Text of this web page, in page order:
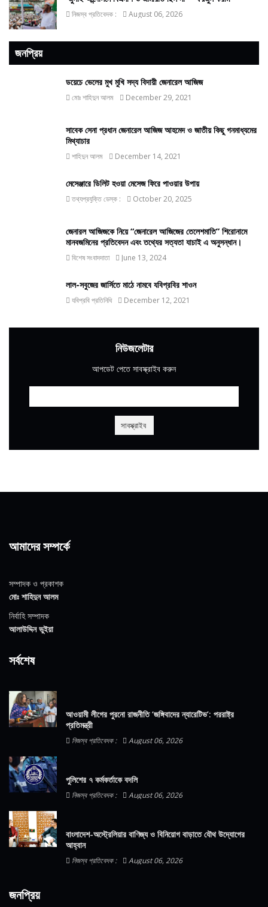
নিজস্ব প্রতিবেদক : August 06, 2026
জনপ্রিয়
ডয়েচে ভেলের মুখ মুখি সদ্য বিদায়ী জেনারেল আজিজ
মোঃ শাহিদুন আলম December 29, 2021
সাবেক সেনা প্রধান জেনারেল আজিজ আহমেদ ও জাতীয় কিছু গনমাধ্যমের
মিথ্যাচার
শাহিদুন আলম December 14, 2021
মেসেঞ্জারে ডিলিট হওয়া মেসেজ ফিরে পাওয়ার উপায়
তথ্যপ্রযুক্তি ডেস্ক : October 20, 2025
জেনারল আজিজকে নিয়ে “জেনারেল আজিজের তেলেশমাতি” শিরোনামে
মানবজমিনের প্রতিবেদন এবং তথ্যের সত্যতা যাচাই এ অনুসন্ধান।
বিশেষ সংবাদদাতা June 13, 2024
লাল-সবুজের জার্সিতে মাঠে নামবে যবিপ্রবির শাওন
যবিপ্রবি প্রতিনিধি December 12, 2021
নিউজলেটার
আপডেট পেতে সাবস্ক্রাইব করুন
আমাদের সম্পর্কে
সম্পাদক ও প্রকাশক
মোঃ শাহিদুন আলম
নির্বাহি সম্পাদক
আলাউদ্দিন ভুইয়া
সর্বশেষ
আওয়ামী লীগের পুরনো রাজনীতি ‘জঙ্গিবাদের ন্যারেটিভ’: পররাষ্ট্র
প্রতিমন্ত্রী
নিজস্ব প্রতিবেদক : August 06, 2026
পুলিশের ৭ কর্মকর্তাকে বদলি
নিজস্ব প্রতিবেদক : August 06, 2026
বাংলাদেশ-অস্ট্রেলিয়ার বাণিজ্য ও বিনিয়োগ বাড়াতে যৌথ উদ্যোগের
আহ্বান
নিজস্ব প্রতিবেদক : August 06, 2026
জনপ্রিয়